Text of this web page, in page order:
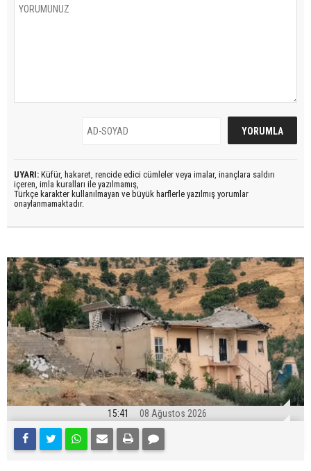
UYARI: Küfür, hakaret, rencide edici cümleler veya imalar, inançlara saldırı
içeren, imla kuralları ile yazılmamış,
Türkçe karakter kullanılmayan ve büyük harflerle yazılmış yorumlar
onaylanmamaktadır.
15:41 08 Ağustos 2026